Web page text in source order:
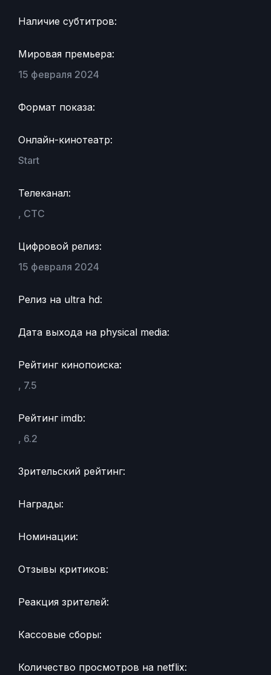
Наличие субтитров:
Мировая премьера:
15 февраля 2024
Формат показа:
Онлайн-кинотеатр:
Start
Телеканал:
, СТС
Цифровой релиз:
15 февраля 2024
Релиз на ultra hd:
Дата выхода на physical media:
Рейтинг кинопоиска:
, 7.5
Рейтинг imdb:
, 6.2
Зрительский рейтинг:
Награды:
Номинации:
Отзывы критиков:
Реакция зрителей:
Кассовые сборы:
Количество просмотров на netflix: